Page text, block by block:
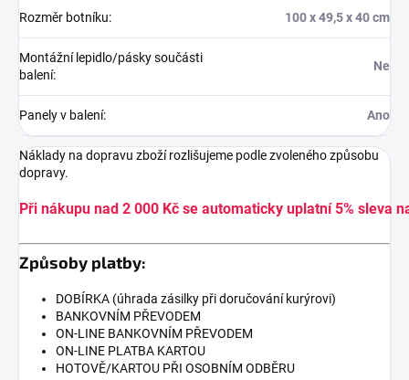
Rozměr botníku: 100 x 49,5 x 40 cm
Montážní lepidlo/pásky součásti
balení:
Ne
Panely v balení: Ano
Náklady na dopravu zboží rozlišujeme podle zvoleného způsobu
dopravy.
Při nákupu nad 2 000 Kč se automaticky uplatní 5% sleva
Způsoby platby:
DOBÍRKA (úhrada zásilky při doručování kurýrovi)
BANKOVNÍM PŘEVODEM
ON-LINE BANKOVNÍM PŘEVODEM
ON-LINE PLATBA KARTOU
HOTOVĚ/KARTOU PŘI OSOBNÍM ODBĚRU